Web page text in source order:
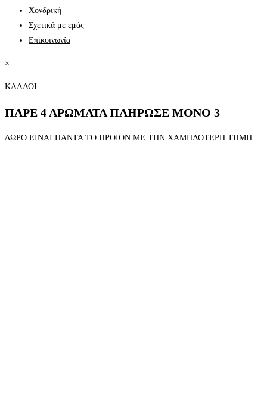
Χονδρική
Σχετικά με εμάς
Επικοινωνία
×
ΚΑΛΑΘΙ
ΠΑΡΕ 4 ΑΡΩΜΑΤΑ ΠΛΗΡΩΣΕ ΜΟΝΟ 3
ΔΩΡΟ ΕΙΝΑΙ ΠΑΝΤΑ ΤΟ ΠΡΟΙΟΝ ΜΕ ΤΗΝ ΧΑΜΗΛΟΤΕΡΗ ΤΗΜΗ